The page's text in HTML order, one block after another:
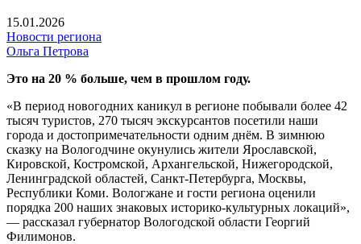
15.01.2026
Новости региона
Ольга Петрова
Это на 20 % больше, чем в прошлом году.
«В период новогодних кани­кул в регионе побывали более 42
тысяч туристов, 270 тысяч экскурсантов посетили наши
города и достопримечатель­ности одним днём. В зимнюю
сказку на Вологодчине оку­нулись жители Ярославской,
Кировской, Костромской, Ар­хангельской, Нижегородской,
Ленинградской областей, Санкт-Петербурга, Москвы,
Республики Коми. Вологжа­не и гости региона оценили
порядка 200 наших знаковых историко-культурных лока­ций»,
— рассказал губернатор Вологодской области Георгий
Филимонов.